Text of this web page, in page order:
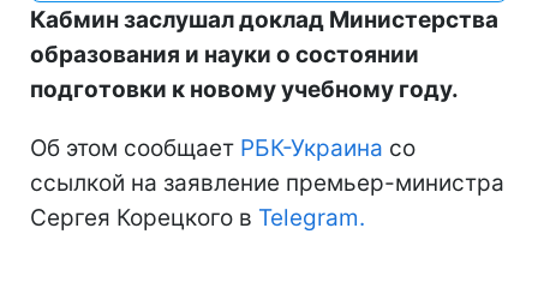
Кабмин заслушал доклад Министерства
образования и науки о состоянии
подготовки к новому учебному году.
Об этом сообщает РБК-Украина со
ссылкой на заявление премьер-министра
Сергея Корецкого в Telegram.